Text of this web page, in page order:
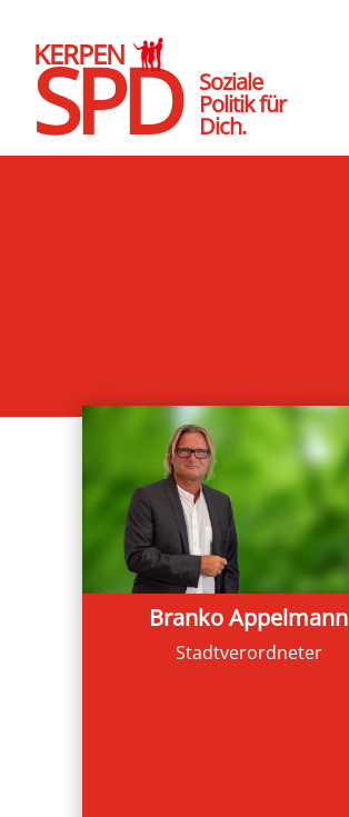
SPD
KERPEN
Soziale
Politik für
Dich.
Branko Appelmann
Stadtverordneter